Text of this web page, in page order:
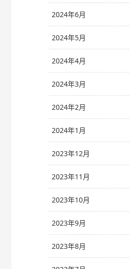
2024年6月
2024年5月
2024年4月
2024年3月
2024年2月
2024年1月
2023年12月
2023年11月
2023年10月
2023年9月
2023年8月